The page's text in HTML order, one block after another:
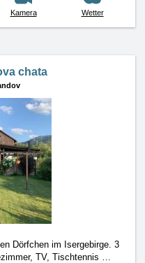
Kamera Wetter
chata
Dörfchen im Isergebirge. 3
TV, Tischtennis …